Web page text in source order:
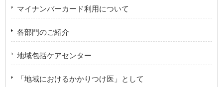
マイナンバーカード利用について
各部門のご紹介
地域包括ケアセンター
「地域におけるかかりつけ医」として